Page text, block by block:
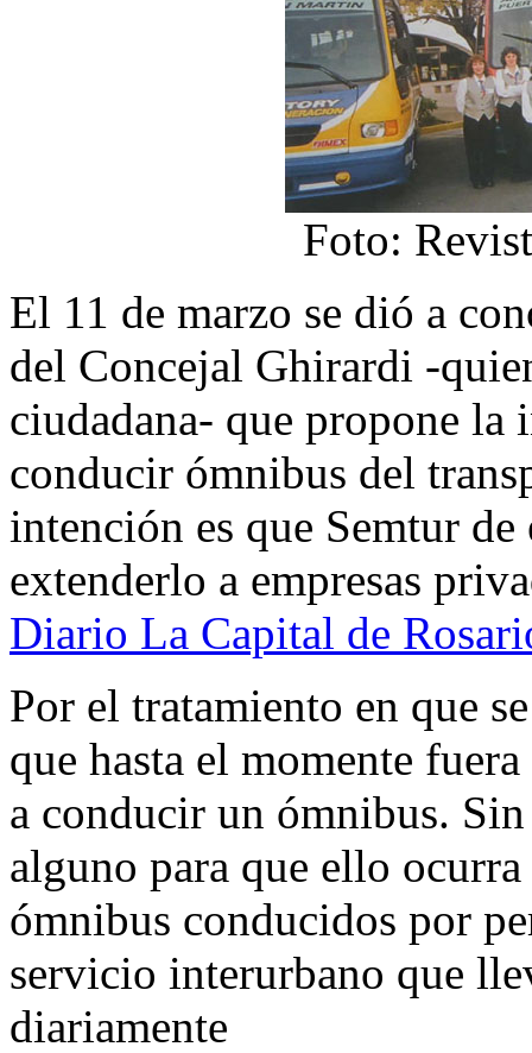
Foto:
El 11 de marzo se dió a
del Concejal Ghirardi -
ciudadana- que propone la
conducir ómnibus del
intención es que Semtur
extenderlo a empresas
Diario La Capital de
Por el tratamiento en que
que hasta el momente
a conducir un ómnibus.
alguno para que ello
ómnibus conducidos por
servicio interurbano que
diariamente